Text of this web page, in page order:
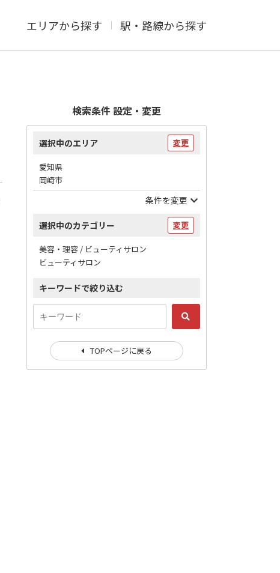
エリアから探す 駅・路線から探す
検索条件 設定・変更
選択中のエリア 変更
愛知県
岡崎市
条件を変更
選択中のカテゴリー 変更
美容・理容 / ビューティサロン
ビューティサロン
キーワードで絞り込む
TOPページに戻る